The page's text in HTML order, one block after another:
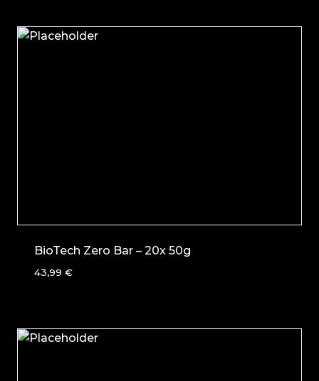
BioTech Zero Bar – 20x 50g
43,99 €